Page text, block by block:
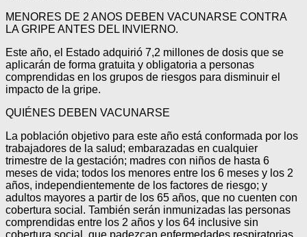
MENORES DE 2 ANOS DEBEN VACUNARSE CONTRA
LA GRIPE ANTES DEL INVIERNO.
Este año, el Estado adquirió 7,2 millones de dosis que se
aplicarán de forma gratuita y obligatoria a personas
comprendidas en los grupos de riesgos para disminuir el
impacto de la gripe.
QUIÉNES DEBEN VACUNARSE
La población objetivo para este año está conformada por los
trabajadores de la salud; embarazadas en cualquier
trimestre de la gestación; madres con niños de hasta 6
meses de vida; todos los menores entre los 6 meses y los 2
años, independientemente de los factores de riesgo; y
adultos mayores a partir de los 65 años, que no cuenten con
cobertura social. También serán inmunizadas las personas
comprendidas entre los 2 años y los 64 inclusive sin
cobertura social, que padezcan enfermedades respiratorias